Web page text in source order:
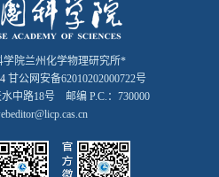
院兰州化学物理研究所*
甘公网安备62010202000722号
中路18号 邮编 P.C.：730000